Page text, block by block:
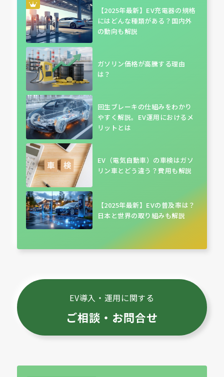
【2025年最新】EV充電器の規格
にはどんな種類がある？国内外
の動向も解説
ガソリン価格が高騰する理由
は？
回生ブレーキの仕組みをわかり
やすく解説。EV運用におけるメ
リットとは
EV（電気自動車）の車検はガソ
リン車とどう違う？費用も解説
【2025年最新】EVの普及率は？
日本と世界の取り組みも解説
EV導入・運用に関する
ご相談・お問合せ